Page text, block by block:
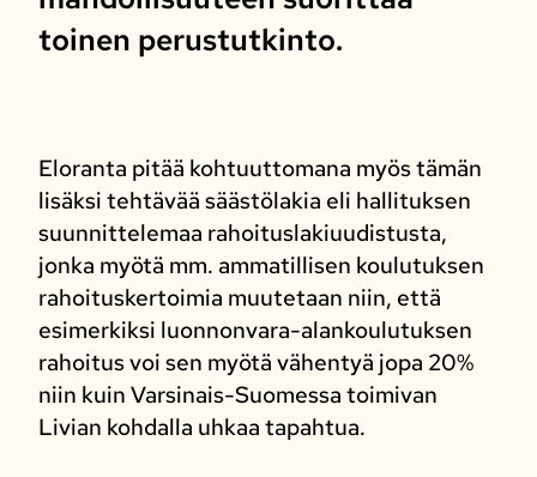
toinen perustutkinto.
Eloranta pitää kohtuuttomana myös tämän
lisäksi tehtävää säästölakia eli hallituksen
suunnittelemaa rahoituslakiuudistusta,
jonka myötä mm. ammatillisen koulutuksen
rahoituskertoimia muutetaan niin, että
esimerkiksi luonnonvara-alankoulutuksen
rahoitus voi sen myötä vähentyä jopa 20%
niin kuin Varsinais-Suomessa toimivan
Livian kohdalla uhkaa tapahtua.